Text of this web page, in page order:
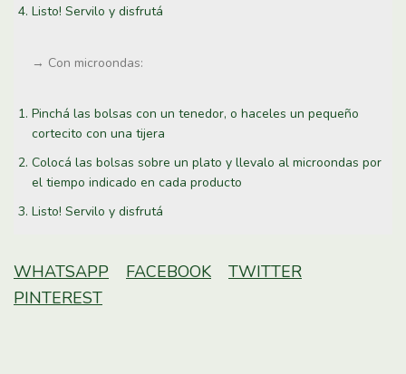
Listo! Servilo y disfrutá
→ Con microondas:
Pinchá las bolsas con un tenedor, o haceles un pequeño
cortecito con una tijera
Colocá las bolsas sobre un plato y llevalo al microondas por
el tiempo indicado en cada producto
Listo! Servilo y disfrutá
WHATSAPP FACEBOOK
TWITTER
PINTEREST